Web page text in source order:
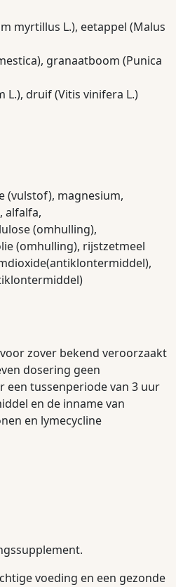
myrtillus L.), eetappel (Malus
granaatboom (Punica
L.), druif (Vitis vinifera L.)
(vulstof), magnesium,
alfalfa,
(omhulling),
(omhulling), rijstzetmeel
zover bekend veroorzaakt
dosering geen
een tussenperiode van 3 uur
en de inname van
en lymecycline
voeding en een gezonde